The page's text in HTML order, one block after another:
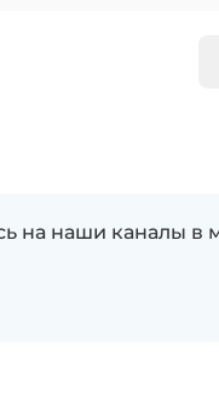
на наши каналы в